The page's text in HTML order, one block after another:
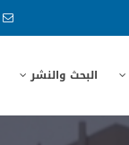
البحث والنشر